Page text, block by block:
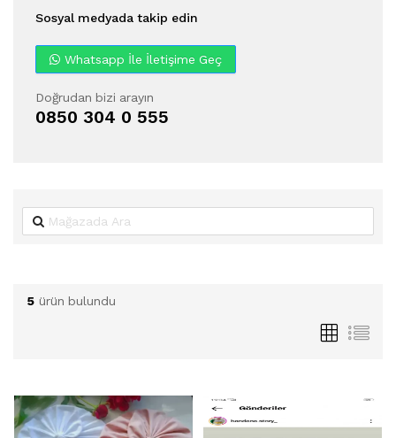
Sosyal medyada takip edin
Whatsapp İle İletişime Geç
Doğrudan bizi arayın
0850 304 0 555
5 ürün bulundu